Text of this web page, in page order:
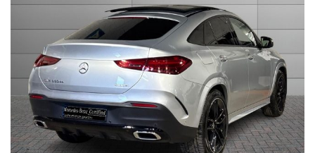
sales@stefauto.it - www.stefauto.it
--------------------------------------------------------------------------
Stefauto S.p.a. declina ogni responsabilità per eventuali non
conformità relative ad equipaggiamento, omologazioni anti
inquinamento, accessori, ecc. pubblicate nei diversi portali.
Dette informazioni che non rappresentano in alcun modo un
impegno contrattuale in quanto non ci è possibile intervenire su
eventuali errori di stampa.